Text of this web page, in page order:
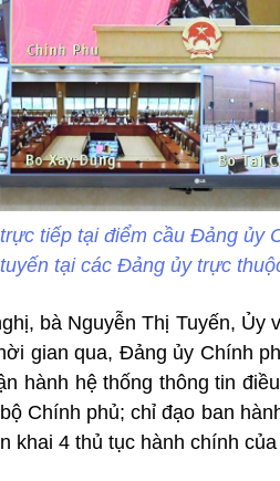
tiếp tại điểm cầu Đảng ủy
tại các Đảng ủy trực
bà Nguyễn Thị Tuyến,
gian qua, Đảng ủy Chính
hành hệ thống thông tin
Chính phủ; chỉ đạo ban
khai 4 thủ tục hành chính